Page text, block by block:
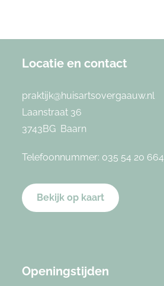
Locatie en contact
praktijk@huisartsovergaauw.nl
Laanstraat 36
3743BG Baarn
Telefoonnummer: 035 54 20 664
Bekijk op kaart
Openingstijden